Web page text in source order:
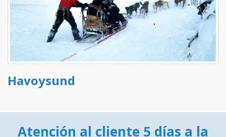
Havoysund
Atención al cliente 5 días a la